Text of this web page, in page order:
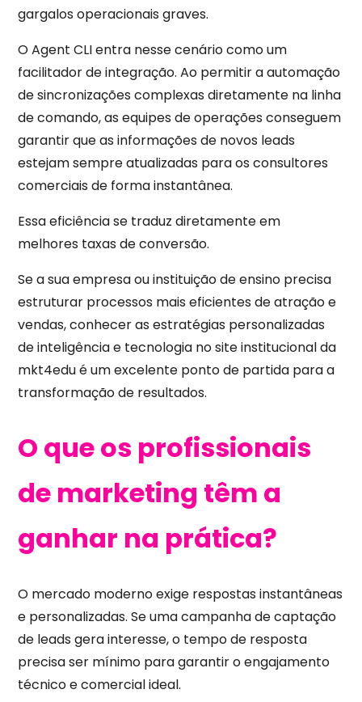
gargalos operacionais graves.
O Agent CLI entra nesse cenário como um
facilitador de integração. Ao permitir a automação
de sincronizações complexas diretamente na linha
de comando, as equipes de operações conseguem
garantir que as informações de novos leads
estejam sempre atualizadas para os consultores
comerciais de forma instantânea.
Essa eficiência se traduz diretamente em
melhores taxas de conversão.
Se a sua empresa ou instituição de ensino precisa
estruturar processos mais eficientes de atração e
vendas, conhecer as estratégias personalizadas
de inteligência e tecnologia no site institucional da
mkt4edu é um excelente ponto de partida para a
transformação de resultados.
O que os profissionais
de marketing têm a
ganhar na prática?
O mercado moderno exige respostas instantâneas
e personalizadas. Se uma campanha de captação
de leads gera interesse, o tempo de resposta
precisa ser mínimo para garantir o engajamento
técnico e comercial ideal.